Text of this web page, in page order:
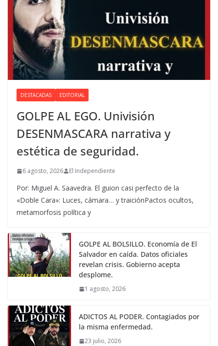
DESTACADAS EDITORIAL
GOLPE AL EGO. Univisión
DESENMASCARA narrativa y
estética de seguridad.
6 agosto, 2026 El Independiente
Por: Miguel A. Saavedra. El guion casi perfecto de la
«Doble Cara»: Luces, cámara… y traiciónPactos ocultos,
metamorfosis política y
GOLPE AL BOLSILLO. Economía de El
Salvador en caída. Datos oficiales
revelan crisis. Gobierno acepta
desplome.
1 agosto, 2026
ADICTOS AL PODER. Contagiados por
la misma enfermedad.
23 julio, 2026